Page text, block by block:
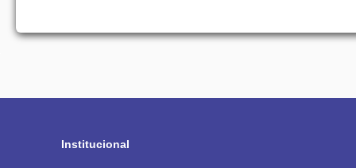
Institucional